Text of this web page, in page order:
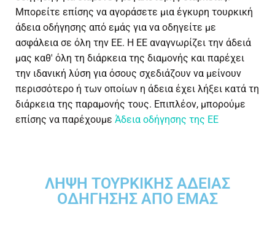
Μπορείτε επίσης να αγοράσετε μια έγκυρη τουρκική
άδεια οδήγησης από εμάς για να οδηγείτε με
ασφάλεια σε όλη την ΕΕ. Η ΕΕ αναγνωρίζει την άδειά
μας καθ' όλη τη διάρκεια της διαμονής και παρέχει
την ιδανική λύση για όσους σχεδιάζουν να μείνουν
περισσότερο ή των οποίων η άδεια έχει λήξει κατά τη
διάρκεια της παραμονής τους. Επιπλέον, μπορούμε
επίσης να παρέχουμε Άδεια οδήγησης της ΕΕ
ΛΉΨΗ ΤΟΥΡΚΙΚΉΣ ΆΔΕΙΑΣ
ΟΔΉΓΗΣΗΣ ΑΠΌ ΕΜΆΣ